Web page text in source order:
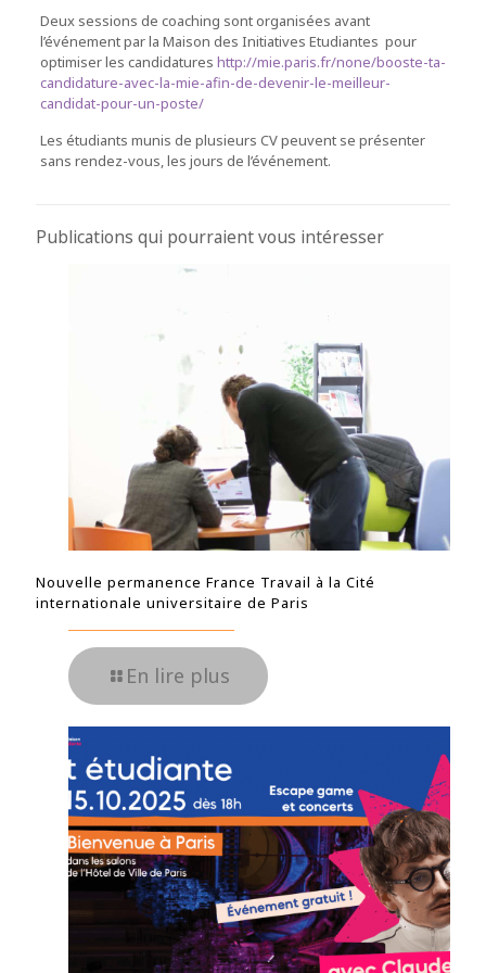
Deux sessions de coaching sont organisées avant
l’événement par la Maison des Initiatives Etudiantes pour
optimiser les candidatures http://mie.paris.fr/none/booste-ta-
candidature-avec-la-mie-afin-de-devenir-le-meilleur-
candidat-pour-un-poste/
Les étudiants munis de plusieurs CV peuvent se présenter
sans rendez-vous, les jours de l’événement.
Publications qui pourraient vous intéresser
Nouvelle permanence France Travail à la Cité
internationale universitaire de Paris
En lire plus